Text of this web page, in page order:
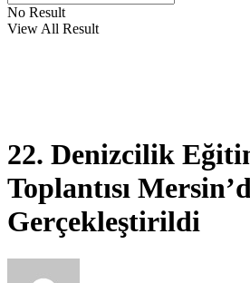
No Result
View All Result
22. Denizcilik
Toplantısı
Gerçekleştirildi